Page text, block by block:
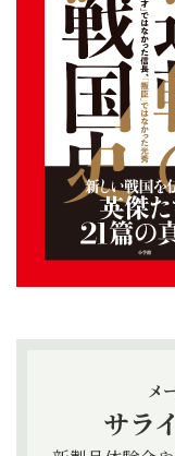
メ
サラ